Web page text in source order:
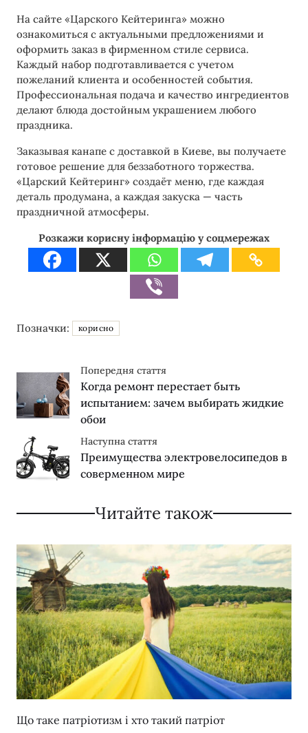
На сайте «Царского Кейтеринга» можно
ознакомиться с актуальными предложениями и
оформить заказ в фирменном стиле сервиса.
Каждый набор подготавливается с учетом
пожеланий клиента и особенностей события.
Профессиональная подача и качество ингредиентов
делают блюда достойным украшением любого
праздника.
Заказывая канапе с доставкой в Киеве, вы получаете
готовое решение для беззаботного торжества.
«Царский Кейтеринг» создаёт меню, где каждая
деталь продумана, а каждая закуска — часть
праздничной атмосферы.
Розкажи корисну інформацію у соцмережах
Позначки: корисно
Попередня стаття
Когда ремонт перестает быть
испытанием: зачем выбирать жидкие
обои
Наступна стаття
Преимущества электровелосипедов в
соверменном мире
Читайте також
Що таке патріотизм і хто такий патріот